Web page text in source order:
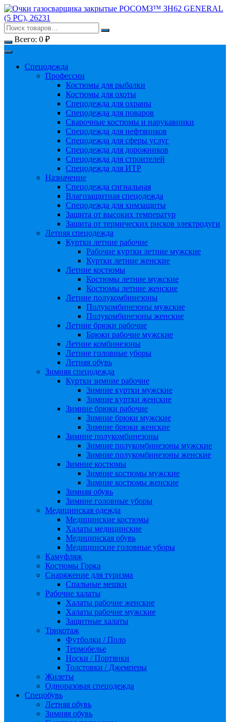
Перейти
к
содержимому
Всего: 0 ₽
Спецодежда
Профессии
Костюмы для рыбалки
Костюмы для охоты
Спецодежда для охраны
Спецодежда для поваров
Сварочные костюмы и нарукавники
Спецодежда для нефтяников
Спецодежда для сферы услуг
Спецодежда для дорожников
Спецодежда для строителей
Спецодежда для ИТР
Назначение
Спецодежда сигнальная
Влагозащитная спецодежда
Спецодежда для химзащиты
Защита от высоких температур
Защита от термических рисков электродуги
Летняя спецодежда
Куртки летние рабочие
Рабочие куртки летние мужские
Куртки летние женские
Летние костюмы
Костюмы летние мужские
Костюмы летние женские
Летние полукомбинезоны
Полукомбинезоны мужские
Полукомбинезоны женские
Летние брюки рабочие
Брюки рабочие мужские
Летние комбинезоны
Летние головные уборы
Летняя обувь
Зимняя спецодежда
Куртки зимние рабочие
Зимние куртки мужские
Зимние куртки женские
Зимние брюки рабочие
Зимние брюки мужские
Зимние брюки женские
Зимние полукомбинезоны
Зимние полукомбинезоны мужские
Зимние полукомбинезоны женские
Зимние костюмы
Зимние костюмы мужские
Зимние костюмы женские
Зимняя обувь
Зимние головные уборы
Медицинская одежда
Медицинские костюмы
Халаты медицинские
Медицинская обувь
Медицинские головные уборы
Камуфляж
Костюмы Горка
Снаряжение для туризма
Спальные мешки
Рабочие халаты
Халаты рабочие женские
Халаты рабочие мужские
Защитные халаты
Трикотаж
Футболки / Поло
Термобелье
Носки / Портянки
Толстовки / Джемперы
Жилеты
Одноразовая спецодежда
Спецобувь
Летняя обувь
Зимняя обувь